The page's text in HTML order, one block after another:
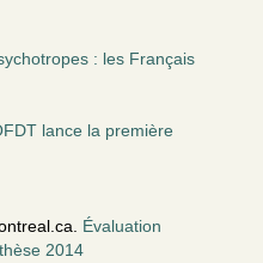
: les Français
lance la première
Évaluation
2014